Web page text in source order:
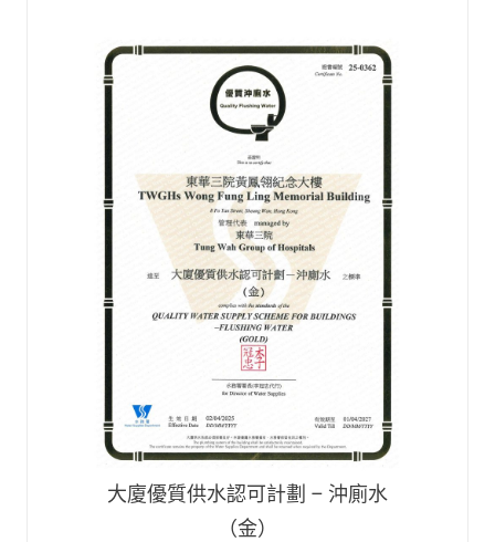
大廈優質供水認可計劃 – 沖廁水
（金）